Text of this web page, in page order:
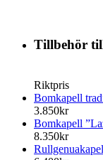
Tillbehör
Riktpris
Bomkapell
3.850kr
Bomkapell
8.350kr